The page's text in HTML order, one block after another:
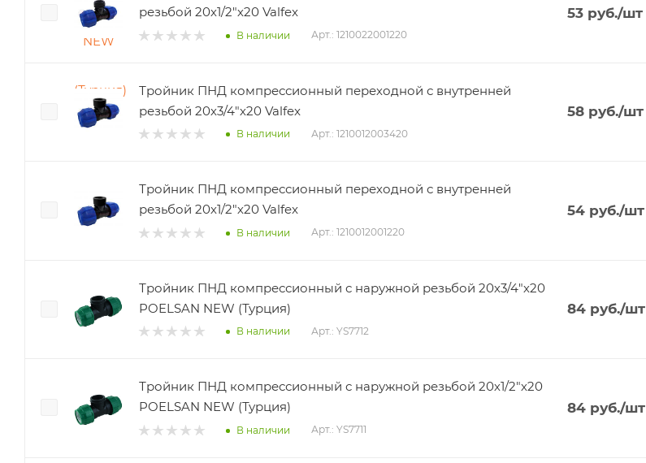
резьбой 20х1/2"х20 Valfex
В наличии Арт.: 1210022001220
53 руб./шт
Тройник ПНД компрессионный переходной с внутренней
резьбой 20х3/4"х20 Valfex
В наличии Арт.: 1210012003420
58 руб./шт
Тройник ПНД компрессионный переходной с внутренней
резьбой 20х1/2"х20 Valfex
В наличии Арт.: 1210012001220
54 руб./шт
Тройник ПНД компрессионный с наружной резьбой 20х3/4"х20
POELSAN NEW (Турция)
В наличии Арт.: YS7712
84 руб./шт
Тройник ПНД компрессионный с наружной резьбой 20х1/2"х20
POELSAN NEW (Турция)
В наличии Арт.: YS7711
84 руб./шт